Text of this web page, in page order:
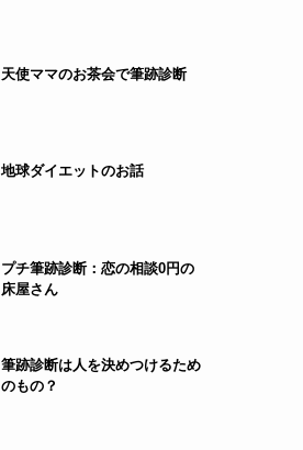
天使ママのお茶会で筆跡診断
地球ダイエットのお話
プチ筆跡診断：恋の相談0円の
床屋さん
筆跡診断は人を決めつけるため
のもの？